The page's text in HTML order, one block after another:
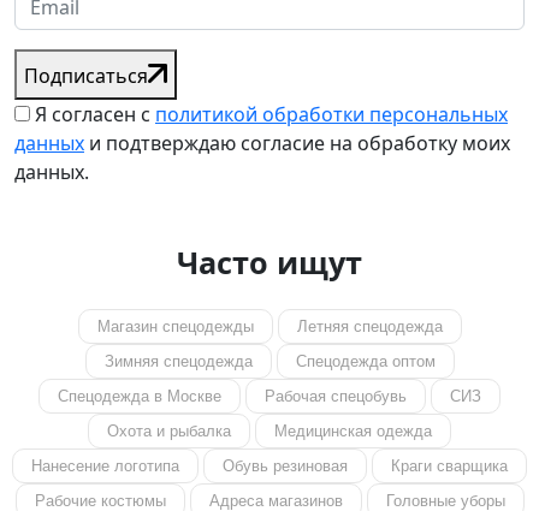
Подписаться
Я согласен с политикой обработки персональных
данных и подтверждаю согласие на обработку моих
данных.
Часто ищут
Магазин спецодежды
Летняя спецодежда
Зимняя спецодежда
Спецодежда оптом
Спецодежда в Москве
Рабочая спецобувь
СИЗ
Охота и рыбалка
Медицинская одежда
Нанесение логотипа
Обувь резиновая
Краги сварщика
Рабочие костюмы
Адреса магазинов
Головные уборы